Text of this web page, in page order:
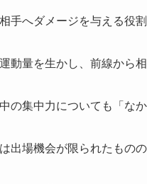
手へダメージを与える役
動量を生かし、前線から
の集中力についても「な
出場機会が限られたもの